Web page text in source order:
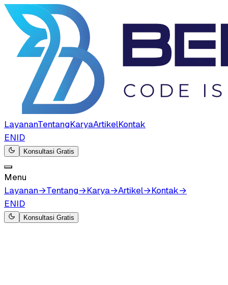
LayananTentangKaryaArtikelKontak
ENID
Konsultasi Gratis
Menu
Layanan→Tentang→Karya→Artikel→Kontak→
ENID
Konsultasi Gratis